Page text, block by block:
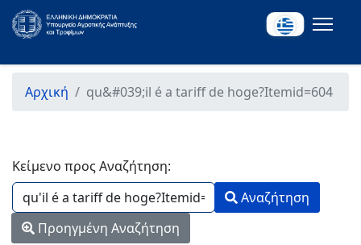
Αρχική qu&#039;il é a tariff de hoge?Itemid=604
Κείμενο προς Αναζήτηση:
Type 2 or more
Αναζήτηση
Προηγμένη Αναζήτηση